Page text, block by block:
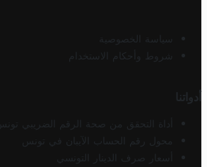
سياسة الخصوصية
شروط وأحكام الاستخدام
أدواتنا
أداة التحقق من صحة الرقم الضريبي تونس
محول رقم الحساب الآيبان في تونس
أسعار صرف الدينار التونسي